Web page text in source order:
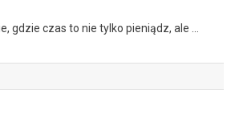
gdzie czas to nie tylko pieniądz, ale …